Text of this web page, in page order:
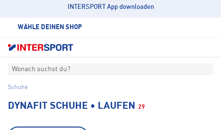
INTERSPORT App downloaden
WÄHLE DEINEN SHOP
Wonach suchst du?
Schuhe
DYNAFIT SCHUHE • LAUFEN 29